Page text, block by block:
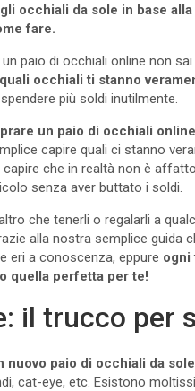
occhiali da sole in base
fare.
paio di occhiali online non
occhiali ti stanno
più soldi inutilmente.
un paio di occhiali
capire quali ci stanno
che in realtà non è
senza aver buttato i soldi.
che tenerli o regalarli a
alla nostra semplice guida
eri a conoscenza, eppure ogni
quella perfetta per te!
il trucco per
nuovo paio di occhiali da sole
cat-eye, etc. Esistono